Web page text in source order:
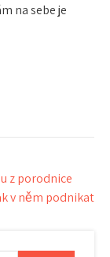
na sebe je
z porodnice
v něm podnikat